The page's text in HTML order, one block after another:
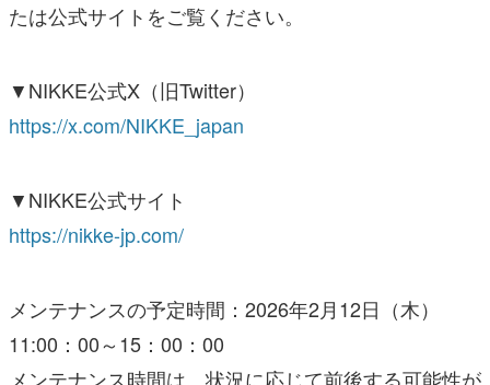
たは公式サイトをご覧ください。
▼NIKKE公式X（旧Twitter）
https://x.com/NIKKE_japan
▼NIKKE公式サイト
https://nikke-jp.com/
メンテナンスの予定時間：2026年2月12日（木）
11:00：00～15：00：00
メンテナンス時間は、状況に応じて前後する可能性が